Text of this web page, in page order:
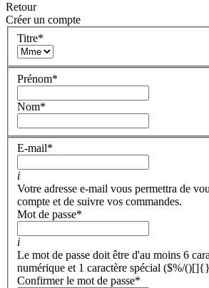
Retour
Créer un compte
Titre*
Prénom*
Nom*
E-mail*
i
Votre adresse e-mail vous permettra de
compte et de suivre vos commandes.
Mot de passe*
i
Le mot de passe doit être d'au moins 6
numérique et 1 caractère spécial ($%/
Confirmer le mot de passe*